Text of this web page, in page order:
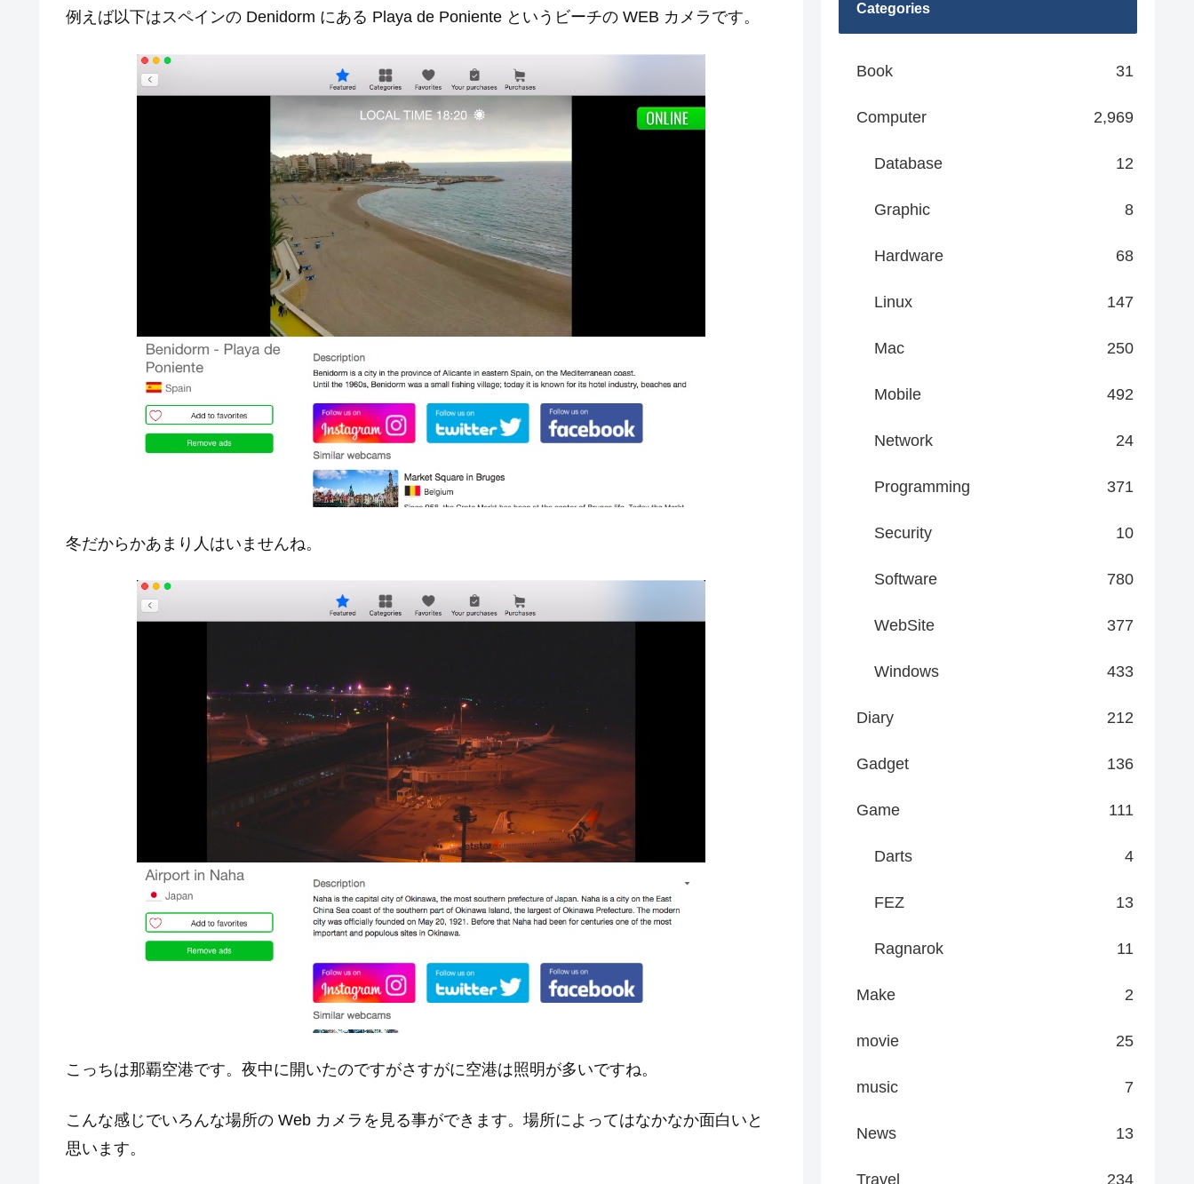
例えば以下はスペインの Denidorm にある Playa de Poniente というビーチの WEB カメラです。
冬だからかあまり人はいませんね。
こっちは那覇空港です。夜中に開いたのですがさすがに空港は照明が多いですね。
こんな感じでいろんな場所の Web カメラを見る事ができます。場所によってはなかなか面白いと
思います。
Categories
Book 31
Computer 2,969
Database 12
Graphic 8
Hardware 68
Linux 147
Mac 250
Mobile 492
Network 24
Programming 371
Security 10
Software 780
WebSite 377
Windows 433
Diary 212
Gadget 136
Game 111
Darts 4
FEZ 13
Ragnarok 11
Make 2
movie 25
music 7
News 13
Travel 234